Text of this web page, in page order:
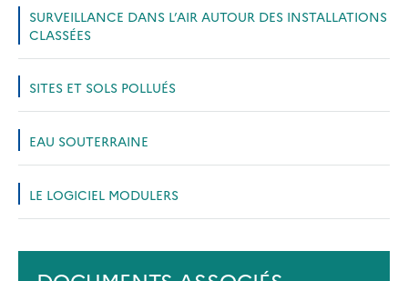
SURVEILLANCE DANS L’AIR AUTOUR DES INSTALLATIONS
CLASSÉES
SITES ET SOLS POLLUÉS
EAU SOUTERRAINE
LE LOGICIEL MODULERS